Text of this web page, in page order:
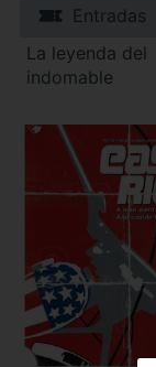
Entradas
La leyenda del
indomable